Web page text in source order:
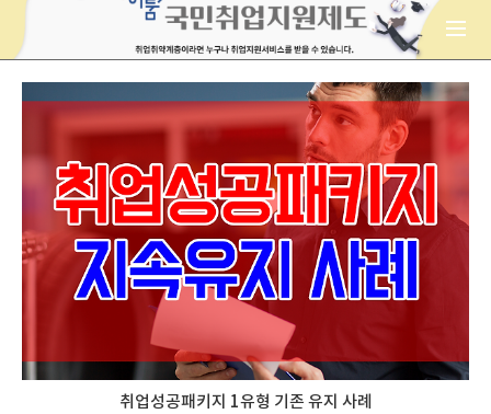
취업성공패키지 1유형 기존 유지 사례